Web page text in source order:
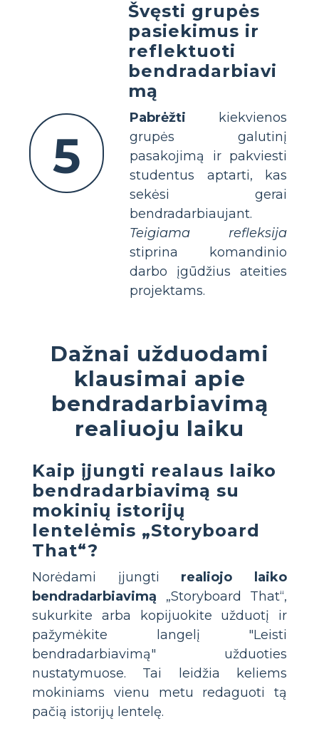
5
Švęsti grupės
pasiekimus ir
reflektuoti
bendradarbiavi
mą
Pabrėžti kiekvienos
grupės galutinį
pasakojimą ir pakviesti
studentus aptarti, kas
sekėsi gerai
bendradarbiaujant.
Teigiama refleksija
stiprina komandinio
darbo įgūdžius ateities
projektams.
Dažnai užduodami
klausimai apie
bendradarbiavimą
realiuoju laiku
Kaip įjungti realaus laiko
bendradarbiavimą su
mokinių istorijų
lentelėmis „Storyboard
That“?
Norėdami įjungti realiojo laiko
bendradarbiavimą „Storyboard That“,
sukurkite arba kopijuokite užduotį ir
pažymėkite langelį "Leisti
bendradarbiavimą" užduoties
nustatymuose. Tai leidžia keliems
mokiniams vienu metu redaguoti tą
pačią istorijų lentelę.